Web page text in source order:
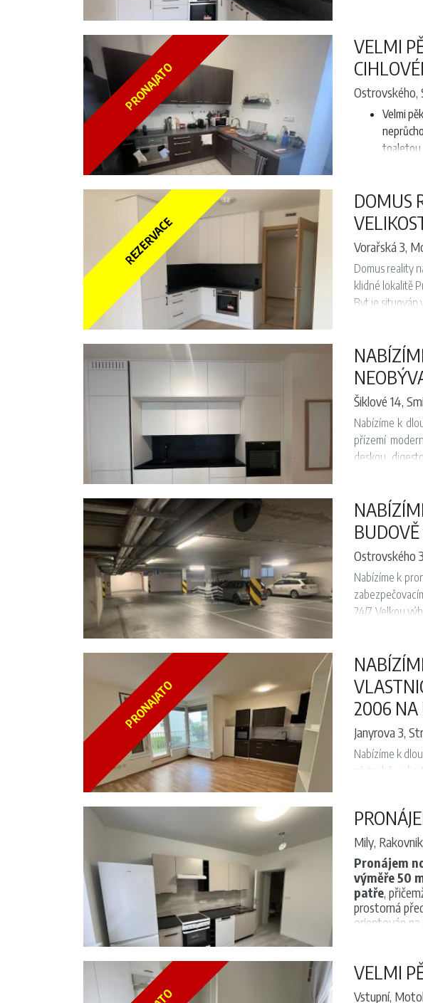
Další
výborná
v
klidná
Kauce: 42 150
PRONAJATO
VELMI
Ostrovského,
Velmi
toaletou
REZERVACE
DOMUS
Vorařská 3,
Domus reality
klidné lokalitě
Byt je situován
Dispozičně
Výborná
Volné a
Šiklové 14,
Nabízíme k
přízemí
deskou,
občanskou
oblíbená
Ostrovského
Nabízíme k
24/7. Velkou
PRONAJATO
2006 NA
Janyrova 3,
Nabízíme k
zástavbě v ulici
nezařízený,
Dominantou
lednicí. Z
žaluziemi pro
Ložnice nabízí
Součástí bytu
Byt je ihned k
dostupností do
Mily, Rakovnik
Pronájem
výměře 50
patře,
prostorná
orientován na
Dům má
sušičkou
VELMI
Vstupní, Motol